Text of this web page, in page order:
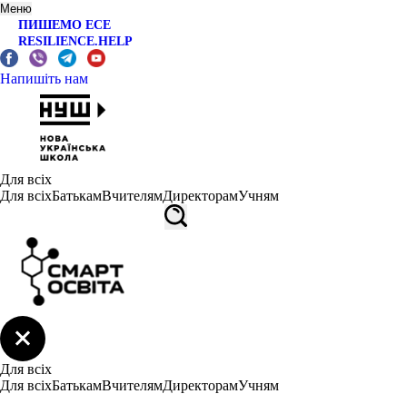
Меню
ПИШЕМО ЕСЕ
RESILIENCE.HELP
Напишіть нам
Для всіх
Для всіхБатькамВчителямДиректорамУчням
Для всіх
Для всіхБатькамВчителямДиректорамУчням